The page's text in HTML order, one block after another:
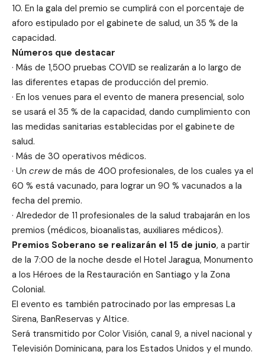
10. En la gala del premio se cumplirá con el porcentaje de
aforo estipulado por el gabinete de salud, un 35 % de la
capacidad.
Números que destacar
· Más de 1,500 pruebas COVID se realizarán a lo largo de
las diferentes etapas de producción del premio.
· En los venues para el evento de manera presencial, solo
se usará el 35 % de la capacidad, dando cumplimiento con
las medidas sanitarias establecidas por el gabinete de
salud.
· Más de 30 operativos médicos.
· Un crewde más de 400 profesionales, de los cuales ya el
60 % está vacunado, para lograr un 90 % vacunados a la
fecha del premio.
· Alrededor de 11 profesionales de la salud trabajarán en los
premios (médicos, bioanalistas, auxiliares médicos).
Premios Soberano se realizarán el 15 de junio, a partir
de la 7:00 de la noche desde el Hotel Jaragua, Monumento
a los Héroes de la Restauración en Santiago y la Zona
Colonial.
El evento es también patrocinado por las empresas La
Sirena, BanReservas y Altice.
Será transmitido por Color Visión, canal 9, a nivel nacional y
Televisión Dominicana, para los Estados Unidos y el mundo.